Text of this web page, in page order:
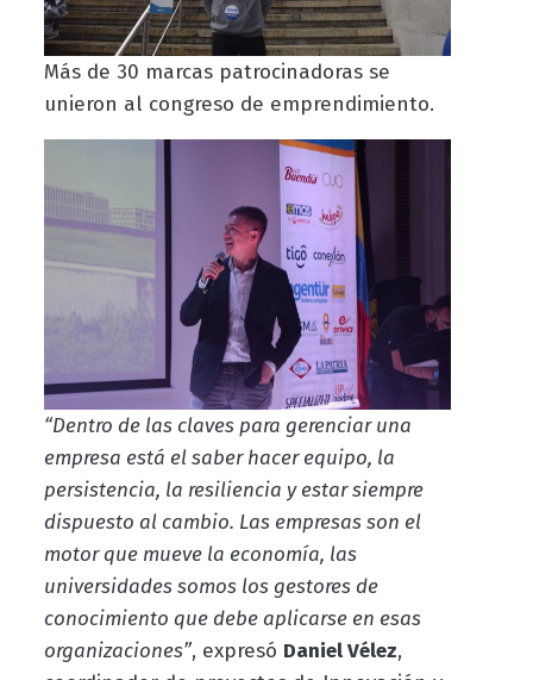
Más de 30 marcas patrocinadoras se
unieron al congreso de emprendimiento.
“Dentro de las claves para gerenciar una
empresa está el saber hacer equipo, la
persistencia, la resiliencia y estar siempre
dispuesto al cambio. Las empresas son el
motor que mueve la economía, las
universidades somos los gestores de
conocimiento que debe aplicarse en esas
organizaciones”, expresó Daniel Vélez,